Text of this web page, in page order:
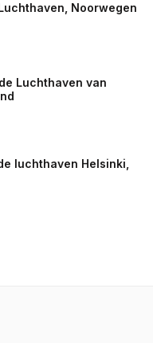
Noorwegen
Luchthaven van
luchthaven Helsinki,